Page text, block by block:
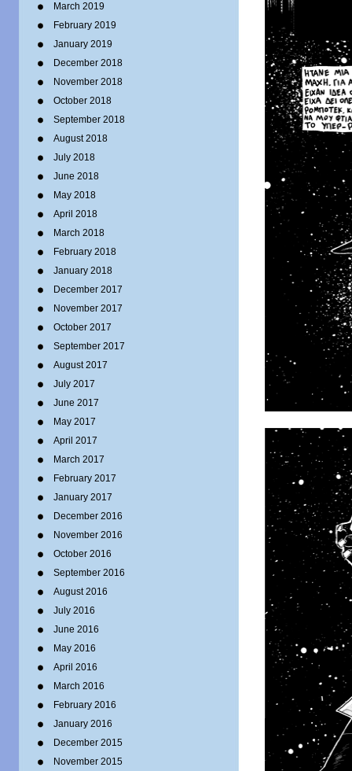
March 2019
February 2019
January 2019
December 2018
November 2018
October 2018
September 2018
August 2018
July 2018
June 2018
May 2018
April 2018
March 2018
February 2018
January 2018
December 2017
November 2017
October 2017
September 2017
August 2017
July 2017
June 2017
May 2017
April 2017
March 2017
February 2017
January 2017
December 2016
November 2016
October 2016
September 2016
August 2016
July 2016
June 2016
May 2016
April 2016
March 2016
February 2016
January 2016
December 2015
November 2015